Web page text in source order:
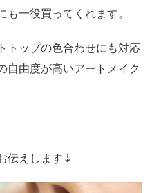
一役買ってくれます。
トップの色合わせにも対応
自由度が高いアートメイク
伝えします⇣